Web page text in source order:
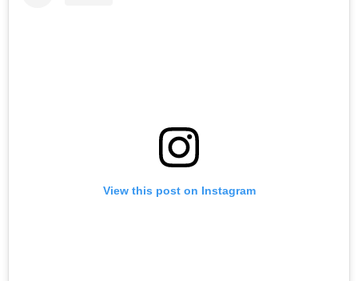
View this post on Instagram